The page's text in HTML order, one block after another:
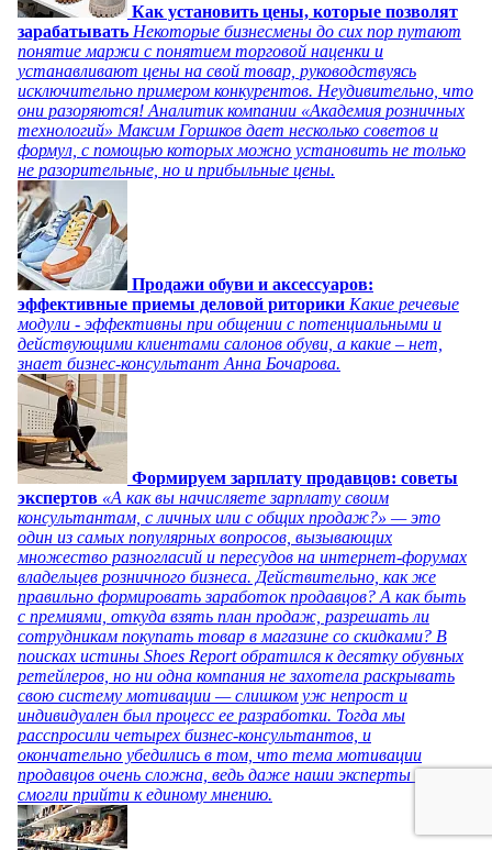
Как установить цены, которые позволят
зарабатывать Некоторые бизнесмены до сих пор путают
понятие маржи с понятием торговой наценки и
устанавливают цены на свой товар, руководствуясь
исключительно примером конкурентов. Неудивительно, что
они разоряются! Аналитик компании «Академия розничных
технологий» Максим Горшков дает несколько советов и
формул, с помощью которых можно установить не только
не разорительные, но и прибыльные цены.
Продажи обуви и аксессуаров:
эффективные приемы деловой риторики Какие речевые
модули - эффективны при общении с потенциальными и
действующими клиентами салонов обуви, а какие – нет,
знает бизнес-консультант Анна Бочарова.
Формируем зарплату продавцов: советы
экспертов «А как вы начисляете зарплату своим
консультантам, с личных или с общих продаж?» — это
один из самых популярных вопросов, вызывающих
множество разногласий и пересудов на интернет-форумах
владельцев розничного бизнеса. Действительно, как же
правильно формировать заработок продавцов? А как быть
с премиями, откуда взять план продаж, разрешать ли
сотрудникам покупать товар в магазине со скидками? В
поисках истины Shoes Report обратился к десятку обувных
ретейлеров, но ни одна компания не захотела раскрывать
свою систему мотивации — слишком уж непрост и
индивидуален был процесс ее разработки. Тогда мы
расспросили четырех бизнес-консультантов, и
окончательно убедились в том, что тема мотивации
продавцов очень сложна, ведь даже наши эксперты не
смогли прийти к единому мнению.